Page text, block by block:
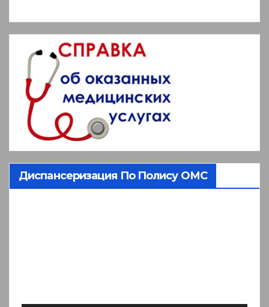
Диспансеризация По Полису ОМС